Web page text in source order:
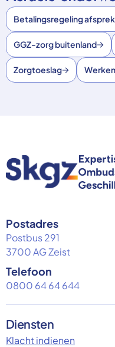
Betalingsregeling
GGZ-zorg buitenland
Zorgtoeslag
Postadres
Postbus 291
3700 AG Zeist
Telefoon
0800 64 64 644
Diensten
Klacht indienen